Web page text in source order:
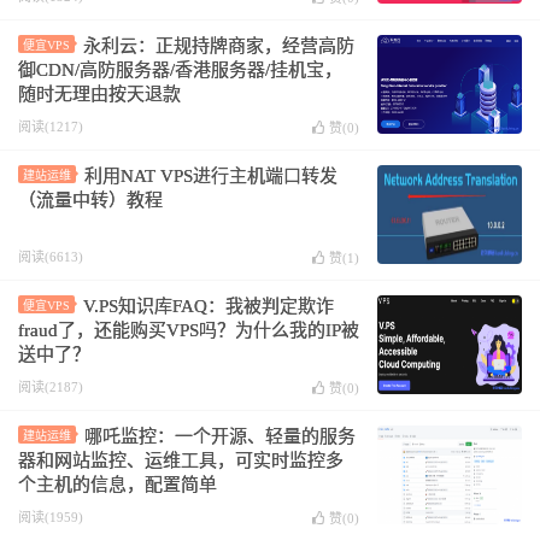
便宜VPS
永利云：正规持牌商家，经营高防
御CDN/高防服务器/香港服务器/挂机宝，
随时无理由按天退款
阅读(1217) 赞(0)
建站运维
利用NAT VPS进行主机端口转发
（流量中转）教程
阅读(6613) 赞(1 )
便宜VPS
V.PS知识库FAQ：我被判定欺诈
fraud了，还能购买VPS吗？为什么我的IP被
送中了？
阅读(2187) 赞(0)
建站运维
哪吒监控：一个开源、轻量的服务
器和网站监控、运维工具，可实时监控多
个主机的信息，配置简单
阅读(1959) 赞(0)